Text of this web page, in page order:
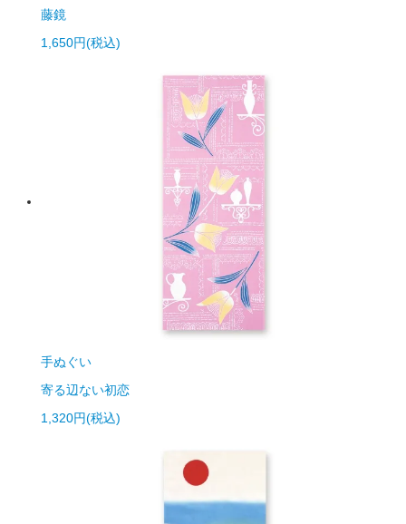
藤鏡
1,650円(税込)
手ぬぐい
寄る辺ない初恋
1,320円(税込)